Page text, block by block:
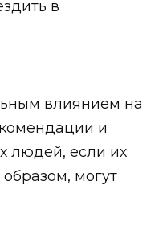
в
влиянием на
и
людей, если их
могут